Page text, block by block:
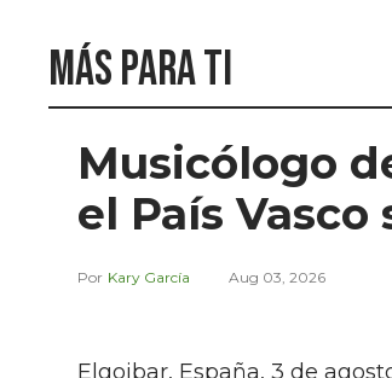
Más para ti
Musicólogo
el País
Kary García Aug 03, 2026
Elgoibar, España, 3 de